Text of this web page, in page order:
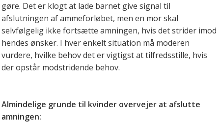
gøre. Det er klogt at lade barnet give signal til
afslutningen af ammeforløbet, men en mor skal
selvfølgelig ikke fortsætte amningen, hvis det strider imod
hendes ønsker. I hver enkelt situation må moderen
vurdere, hvilke behov det er vigtigst at tilfredsstille, hvis
der opstår modstridende behov.
Almindelige grunde til kvinder overvejer at afslutte
amningen: